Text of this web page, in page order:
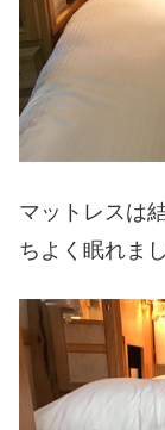
マットレスは
ちよく眠れま